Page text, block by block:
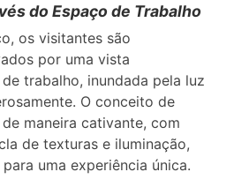
do Espaço de Trabalho
os visitantes são
por uma vista
trabalho, inundada pela luz
O conceito de
maneira cativante, com
de texturas e iluminação,
uma experiência única.